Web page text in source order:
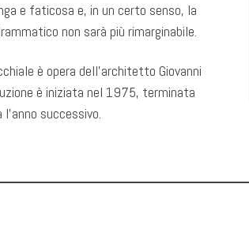
e faticosa e, in un certo senso, la
non sarà più rimarginabile.
è opera dell’architetto Giovanni
è iniziata nel 1975, terminata
successivo.